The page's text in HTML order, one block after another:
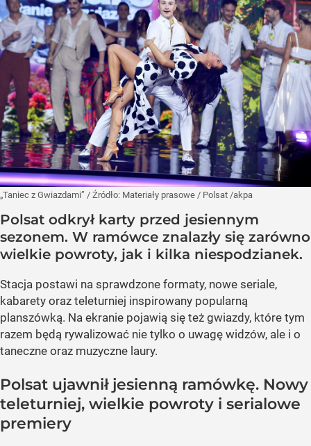
„Taniec z Gwiazdami” / Źródło: Materiały prasowe / Polsat /akpa
Polsat odkrył karty przed jesiennym
sezonem. W ramówce znalazły się zarówno
wielkie powroty, jak i kilka niespodzianek.
Stacja postawi na sprawdzone formaty, nowe seriale,
kabarety oraz teleturniej inspirowany popularną
planszówką. Na ekranie pojawią się też gwiazdy, które tym
razem będą rywalizować nie tylko o uwagę widzów, ale i o
taneczne oraz muzyczne laury.
Polsat ujawnił jesienną ramówkę. Nowy
teleturniej, wielkie powroty i serialowe
premiery